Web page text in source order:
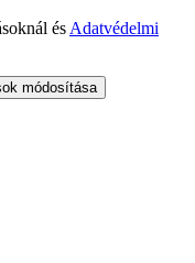
és Adatvédelmi
módosítása